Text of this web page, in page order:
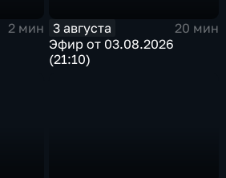
2 мин
3 августа
20 мин
Эфир от 03.08.2026
(21:10)